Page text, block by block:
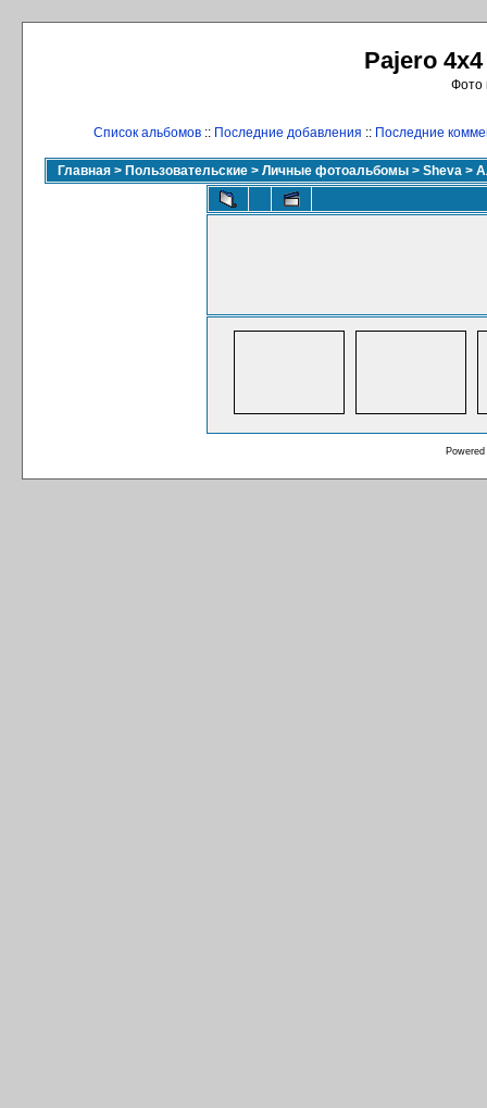
Pajero
Фото
Список альбомов :: Последние добавления :: Последние
Главная > Пользовательские > Личные фотоальбомы > Sheva >